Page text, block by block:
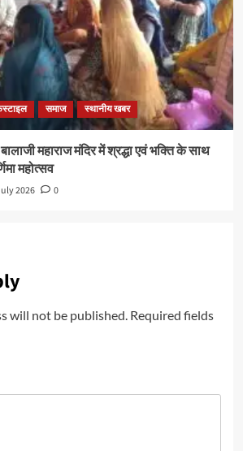
समाज स्थानीय खबर
महाराज मंदिर में श्रद्धा एवं भक्ति के साथ
महोत्सव
2026 0
will not be published. Required fields